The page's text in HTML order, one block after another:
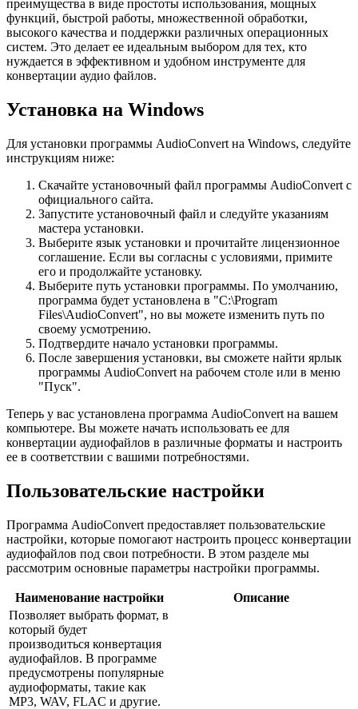
преимущества в виде простоты использования, мощных
функций, быстрой работы, множественной обработки,
высокого качества и поддержки различных операционных
систем. Это делает ее идеальным выбором для тех, кто
нуждается в эффективном и удобном инструменте для
конвертации аудио файлов.
Установка на Windows
Для установки программы AudioConvert на Windows, следуйте
инструкциям ниже:
Скачайте установочный файл программы AudioConvert с
официального сайта.
Запустите установочный файл и следуйте указаниям
мастера установки.
Выберите язык установки и прочитайте лицензионное
соглашение. Если вы согласны с условиями, примите
его и продолжайте установку.
Выберите путь установки программы. По умолчанию,
программа будет установлена в "C:\Program
Files\AudioConvert", но вы можете изменить путь по
своему усмотрению.
Подтвердите начало установки программы.
После завершения установки, вы сможете найти ярлык
программы AudioConvert на рабочем столе или в меню
"Пуск".
Теперь у вас установлена программа AudioConvert на вашем
компьютере. Вы можете начать использовать ее для
конвертации аудиофайлов в различные форматы и настроить
ее в соответствии с вашими потребностями.
Пользовательские настройки
Программа AudioConvert предоставляет пользовательские
настройки, которые помогают настроить процесс конвертации
аудиофайлов под свои потребности. В этом разделе мы
рассмотрим основные параметры настройки программы.
Наименование настройки
Описание
Позволяет выбрать формат, в
который будет
производиться конвертация
аудиофайлов. В программе
предусмотрены популярные
аудиоформаты, такие как
MP3, WAV, FLAC и другие.